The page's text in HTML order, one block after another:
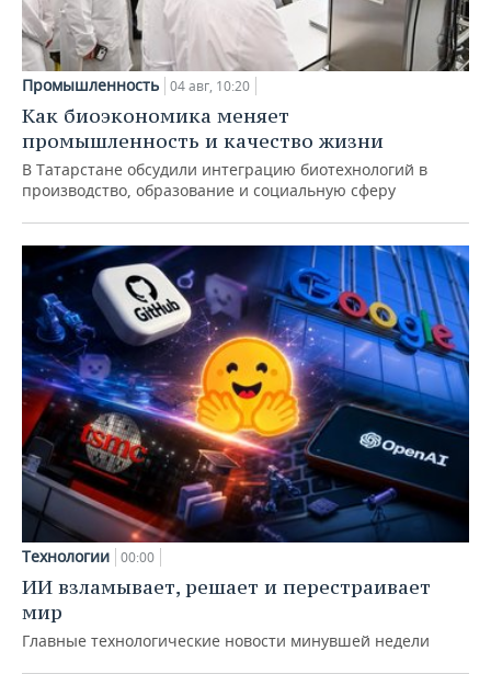
Промышленность 04 авг, 10:20
Как биоэкономика меняет
промышленность и качество жизни
В Татарстане обсудили интеграцию биотехнологий в
производство, образование и социальную сферу
Технологии 00:00
ИИ взламывает, решает и перестраивает
мир
Главные технологические новости минувшей недели